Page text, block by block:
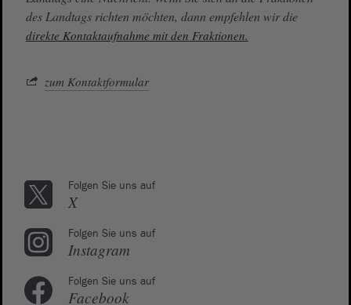
des Landtags richten möchten, dann empfehlen wir die
direkte Kontaktaufnahme mit den Fraktionen.
zum Kontaktformular
Folgen Sie uns auf
X
Folgen Sie uns auf
Instagram
Folgen Sie uns auf
Facebook